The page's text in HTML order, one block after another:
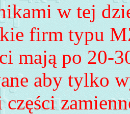
ami w tej
firm typu
mają po 20-
aby tylko